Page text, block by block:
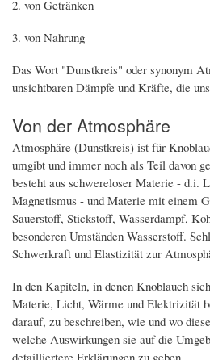
2. von Getränken
3. von Nahrung
Das Wort "Dunstkreis" oder synonym
unsichtbaren Dämpfe und Kräfte, die
Von der Atmosphäre
Atmosphäre (Dunstkreis) ist für
umgibt und immer noch als Teil davon
besteht aus schwereloser Materie - d.i.
Magnetismus - und Materie mit einem
Sauerstoff, Stickstoff, Wasserdampf,
besonderen Umständen Wasserstoff.
Schwerkraft und Elastizität zur
In den Kapiteln, in denen Knoblauch
Materie, Licht, Wärme und Elektrizität
darauf, zu beschreiben, wie und wo
welche Auswirkungen sie auf die